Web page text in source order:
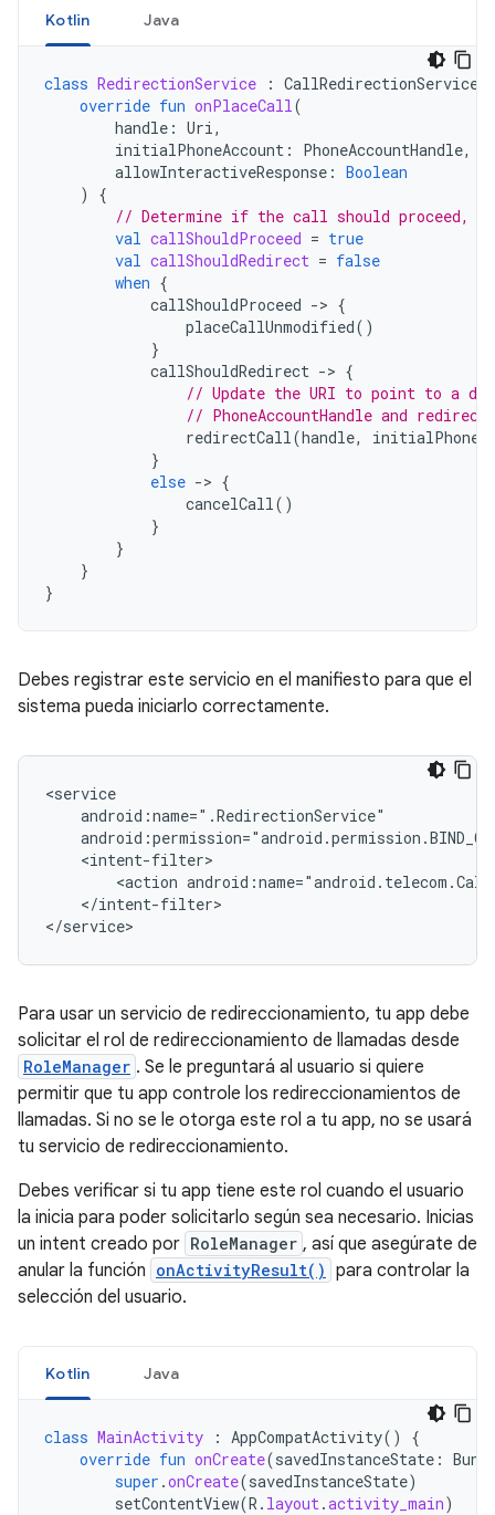
Kotlin Java
class RedirectionService : CallRedirectionService
override fun onPlaceCall(
handle : Uri,
initialPhoneAccount : PhoneAccountHandle,
allowInteractiveResponse : Boolean
)
{
// Determine if the call should proceed,
val callShouldProceed = true
val callShouldRedirect = false
when {
callShouldProceed -> {
placeCallUnmodified()
}
callShouldRedirect -> {
// Update the URI to point to a
// PhoneAccountHandle and redirect.
redirectCall(handle,
}
else -> {
cancelCall()
}
}
}
}
Debes registrar este servicio en el manifiesto para que el
sistema pueda iniciarlo correctamente.
<action
</intent-filter>
Para usar un servicio de redireccionamiento, tu app debe
solicitar el rol de redireccionamiento de llamadas desde
RoleManager . Se le preguntará al usuario si quiere
permitir que tu app controle los redireccionamientos de
llamadas. Si no se le otorga este rol a tu app, no se usará
tu servicio de redireccionamiento.
Debes verificar si tu app tiene este rol cuando el usuario
la inicia para poder solicitarlo según sea necesario. Inicias
un intent creado por RoleManager , así que asegúrate de
anular la función onActivityResult() para controlar la
selección del usuario.
Kotlin Java
class MainActivity : AppCompatActivity()
{
override fun onCreate(savedInstanceState :
super .onCreate(savedInstanceState)
setContentView(R . layout.activity_main)